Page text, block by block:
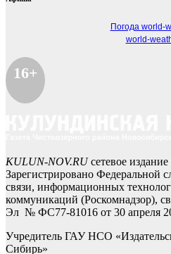
Погода world-
world-
16+
KULUN-NOV.RUсетевое
Зарегистрировано Федеральной
связи, информационных
коммуникаций (Роскомнадзор),
Эл № ФС77-81016 от 30 апреля
Учредитель ГАУ НСО
Сибирь»